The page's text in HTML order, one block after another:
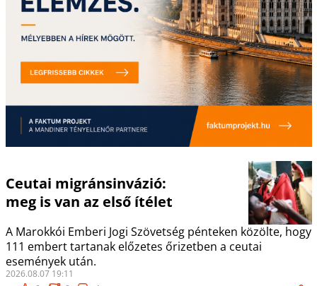
Ceutai migránsinvázió:
meg is van az első ítélet
A Marokkói Emberi Jogi Szövetség pénteken közölte, hogy
111 embert tartanak előzetes őrizetben a ceutai
események után.
2026.08.07 19:11